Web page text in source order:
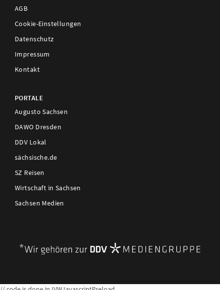
AGB
Cookie-Einstellungen
Datenschutz
Impressum
Kontakt
PORTALE
Augusto Sachsen
DAWO Dresden
DDV Lokal
sächsische.de
SZ Reisen
Wirtschaft in Sachsen
Sachsen Medien